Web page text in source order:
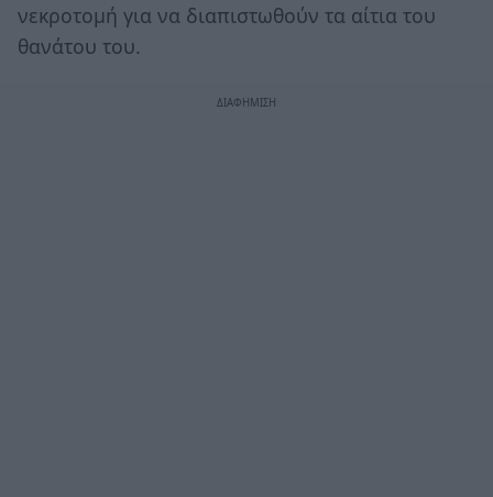
νεκροτομή για να διαπιστωθούν τα αίτια του
θανάτου του.